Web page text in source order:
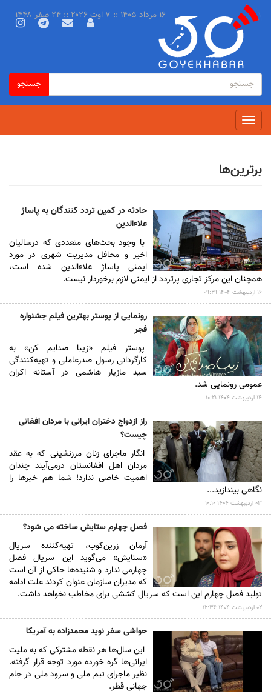
فرم
جستجو
جستجو
جستجو
Toggle
navigation
۱۶ مرداد ۱۴۰۵ :: ۷ اوت ۲۰۲۶ :: ۲۴ صفر ۱۴۴۸
برترین‌ها
حادثه در کمین تردد کنندگان به پاساژ
علاءالدین
با وجود بحث‌های متعددی که درسالیان
اخیر و محافل مدیریت شهری در مورد
ایمنی پاساژ علاءالدین شده است،
همچنان این مرکز تجاری پرتردد از ایمنی لازم برخوردار نیست.
۱۶ ارديبهشت ۱۴۰۴ ۰۹:۲۹
رونمایی از پوستر بهترین فیلم جشنواره
فجر
​پوستر فیلم «زیبا صدایم کن» به
کارگردانی رسول صدرعاملی و تهیه‌کنندگی
سید مازیار هاشمی در آستانه اکران
عمومی رونمایی شد.
۱۴ ارديبهشت ۱۴۰۴ ۱۰:۲۱
راز ازدواج دختران ایرانی با مردان افغانی
چیست؟
انگار ماجرای زنان مرزنشینی که به عقد
مردان اهل افغانستان درمی‌آیند چندان
اهمیت خاصی ندارد! شما هم خبر‌ها را
نگاهی بیندازید...​
۰۳ ارديبهشت ۱۴۰۴ ۱۰:۱۰
فصل چهارم ستایش ساخته می شود؟
آرمان زرین‌کوب، ‌تهیه‌کننده سریال
«ستایش» می‌گوید این سریال فصل
چهارمی ندارد و شنیده‌ها حاکی از آن است
که مدیران سازمان عنوان کردند علت ادامه
تولید فصل چهارم این است که سریال کششی برای مخاطب نخواهد داشت.
۰۲ ارديبهشت ۱۴۰۴ ۱۲:۳۶
حواشی سفر نوید محمدزاده به آمریکا
این سال‌ها هر نقطه مشترکی که به ملیت
ایرانی‌ها گره خورده مورد توجه قرار گرفته.
نظیر ماجرای تیم ملی و سرود ملی در جام
جهانی قطر.